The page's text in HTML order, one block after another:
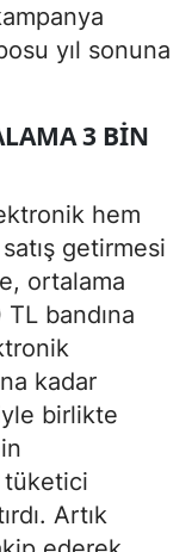
yıl sonuna
3 BIN
hem
getirmesi
ortalama
bandına
kadar
birlikte
tüketici
Artık